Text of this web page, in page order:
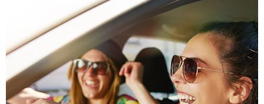
Preferowany język